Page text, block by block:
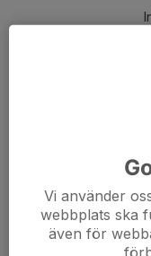
Vi använder
webbplats ska
även för